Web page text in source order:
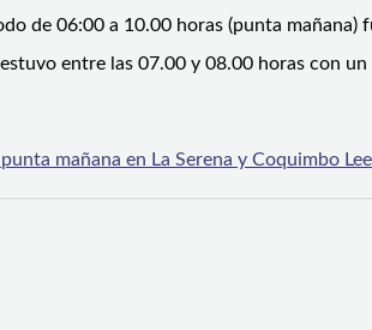
de 06:00 a 10.00 horas (punta mañana)
entre las 07.00 y 08.00 horas con
mañana en La Serena y Coquimbo